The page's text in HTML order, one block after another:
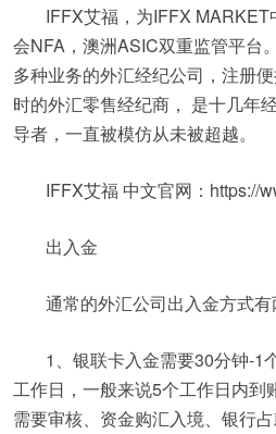
IFFX艾福，为IFFX
会NFA，澳洲ASIC双重监管平台
多种业务的外汇经纪公司，注册
时的外汇零售经纪商， 是十几年
导者，一直被模仿从未被超越。
IFFX艾福 中文官网：https://
出入金
通常的外汇公司出入金方式
1、银联卡入金需要30分钟-1
工作日，一般来说5个工作日内到
需要审核、资金购汇入境、银行